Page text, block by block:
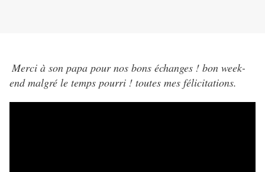
Merci à son papa pour nos bons échanges ! bon week-
end malgré le temps pourri ! toutes mes félicitations.